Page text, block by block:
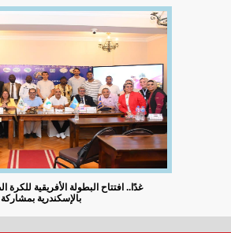
غدًا.. افتتاح البطولة الأفريقية للكرة
بالإسكندرية بمشاركة 14 منتخبًا